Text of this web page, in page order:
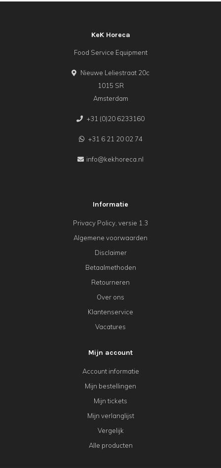
KeK Horeca
Food Service Equipment
Nieuwe Leliestraat 20c
1015 SR
Amsterdam
+31 (0)20 6233160
+31 6 21 20 02 74
info@kekhoreca.nl
Informatie
Privacy Policy, versie 1.3
Algemene voorwaarden
Disclaimer
Betaalmethoden
Retourneren
Over ons
Klantenservice
Vacatures
Mijn account
Account informatie
Mijn bestellingen
Mijn tickets
Mijn verlanglijst
Vergelijk
Alle producten